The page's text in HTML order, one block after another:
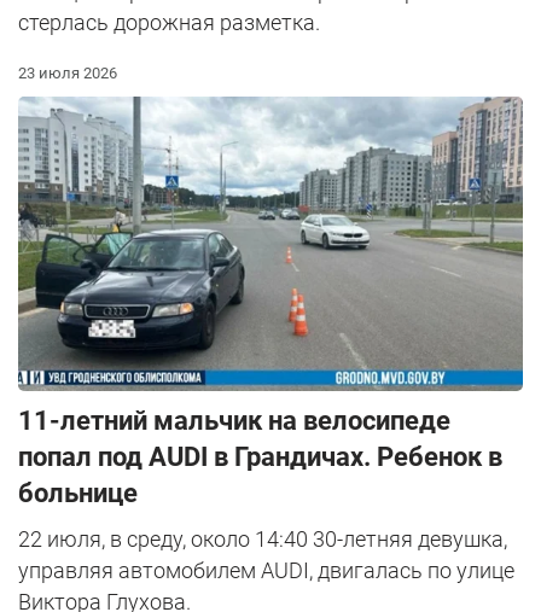
стерлась дорожная разметка.
23 июля 2026
11-летний мальчик на велосипеде
попал под AUDI в Грандичах. Ребенок в
больнице
22 июля, в среду, около 14:40 30-летняя девушка,
управляя автомобилем AUDI, двигалась по улице
Виктора Глухова.